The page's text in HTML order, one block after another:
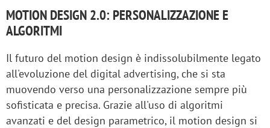
MOTION DESIGN 2.0: PERSONALIZZAZIONE E
ALGORITMI
Il futuro del motion design è indissolubilmente legato
all'evoluzione del digital advertising, che si sta
muovendo verso una personalizzazione sempre più
sofisticata e precisa. Grazie all'uso di algoritmi
avanzati e del design parametrico, il motion design si